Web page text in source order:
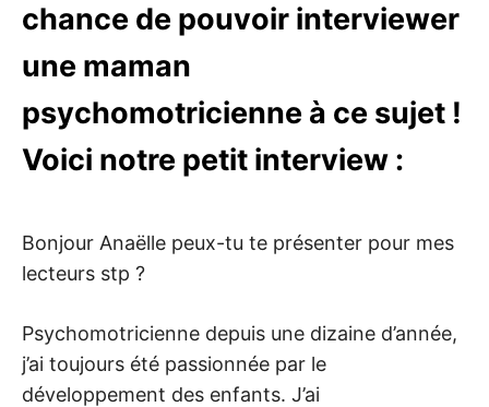
chance de pouvoir interviewer
une maman
psychomotricienne à ce sujet !
Voici notre petit interview :
Bonjour Anaëlle peux-tu te présenter pour mes
lecteurs stp ?
Psychomotricienne depuis une dizaine d’année,
j’ai toujours été passionnée par le
développement des enfants. J’ai